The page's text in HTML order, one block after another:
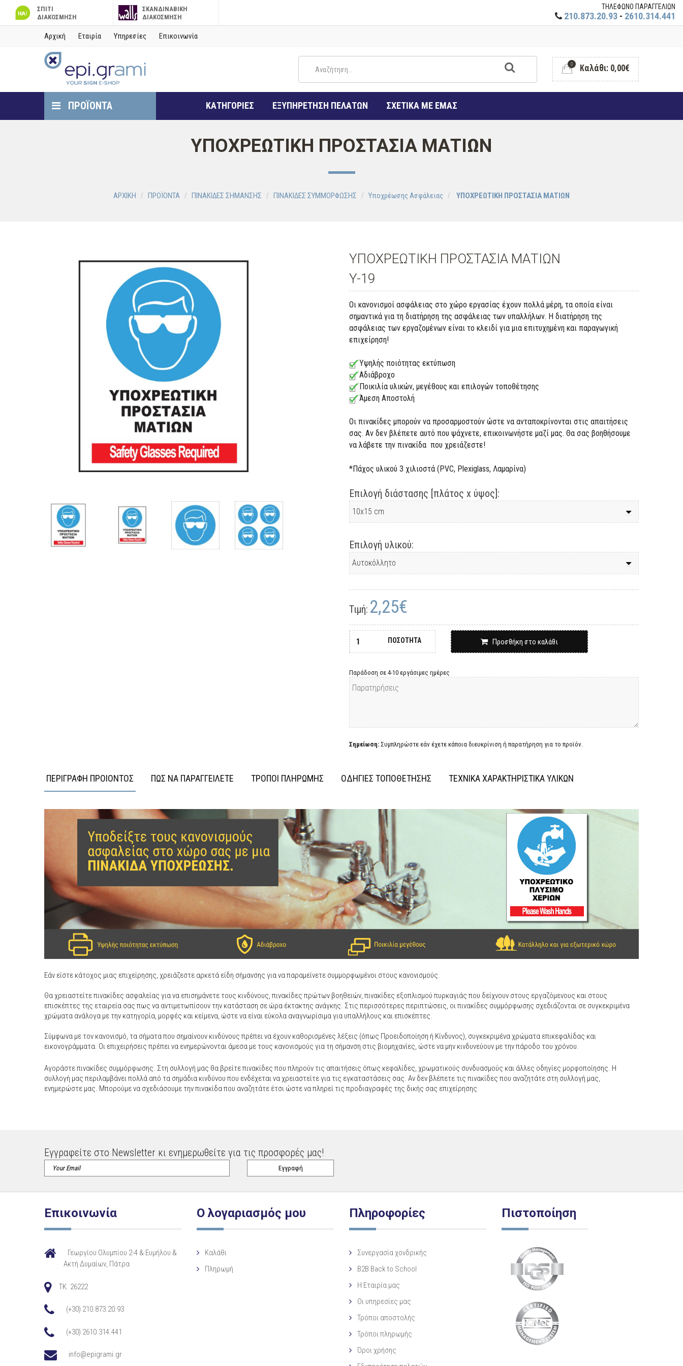
ΣΠΙΤΙ
ΔΙΑΚΟΣΜΗΣΗ
ΣΚΑΝΔΙΝΑΒΙΚΗ
ΔΙΑΚΟΣΜΗΣΗ
ΤΗΛΕΦΩΝΟ ΠΑΡΑΓΓΕΛΙΩΝ
210.873.20.93 - 2610.314.441
Αρχική Εταιρία Υπηρεσίες Επικοινωνία
0 Καλάθι: 0,00€
ΠΡΟΪΟΝΤΑ ΚΑΤΗΓΟΡΙΕΣ ΕΞΥΠΗΡΕΤΗΣΗ ΠΕΛΑΤΩΝ ΣΧΕΤΙΚΑ ΜΕ ΕΜΑΣ
ΥΠΟΧΡΕΩΤΙΚΗ ΠΡΟΣΤΑΣΙΑ ΜΑΤΙΩΝ
ΑΡΧΙΚΗ ΠΡΟΪΟΝΤΑ ΠΙΝΑΚΙΔΕΣ ΣΗΜΑΝΣΗΣ ΠΙΝΑΚΙΔΕΣ ΣΥΜΜΟΡΦΩΣΗΣ Υποχρέωσης Ασφάλειας ΥΠΟΧΡΕΩΤΙΚΗ ΠΡΟΣΤΑΣΙΑ ΜΑΤΙΩΝ
ΥΠΟΧΡΕΩΤΙΚΗ ΠΡΟΣΤΑΣΙΑ ΜΑΤΙΩΝ
Y-19
Οι κανονισμοί ασφάλειας στο χώρο εργασίας έχουν πολλά μέρη, τα οποία είναι
σημαντικά για τη διατήρηση της ασφάλειας των υπαλλήλων. Η διατήρηση της
ασφάλειας των εργαζομένων είναι το κλειδί για μια επιτυχημένη και παραγωγική
επιχείρηση!
Υψηλής ποιότητας εκτύπωση
Αδιάβροχο
Ποικιλία υλικών, μεγέθους και επιλογών τοποθέτησης
Άμεση Αποστολή
Οι πινακίδες μπορούν να προσαρμοστούν ώστε να ανταποκρίνονται στις απαιτήσεις
σας. Αν δεν βλέπετε αυτό που ψάχνετε, επικοινωνήστε μαζί μας. Θα σας βοηθήσουμε
να λάβετε την πινακίδα που χρειάζεστε!
*Πάχος υλικού 3 χιλιοστά (PVC, Plexiglass, Λαμαρίνα)
Επιλογή διάστασης [πλάτος x ύψος]:
Επιλογή υλικού:
Τιμή: 2,25€
ΠΟΣΟΤΗΤΑ Προσθήκη στο καλάθι
Παράδοση σε 4-10 εργάσιμες ημέρες
Σημείωση: Συμπληρώστε εάν έχετε κάποια διευκρίνιση ή παρατήρηση για το προϊόν.
ΠΕΡΙΓΡΑΦΗ ΠΡΟΙΟΝΤΟΣ ΠΩΣ ΝΑ ΠΑΡΑΓΓΕΙΛΕΤΕ ΤΡΟΠΟΙ ΠΛΗΡΩΜΗΣ ΟΔΗΓΙΕΣ ΤΟΠΟΘΕΤΗΣΗΣ ΤΕΧΝΙΚΑ ΧΑΡΑΚΤΗΡΙΣΤΙΚΑ ΥΛΙΚΩΝ
Εάν είστε κάτοχος μιας επιχείρησης, χρειάζεστε αρκετά είδη σήμανσης για να παραμείνετε συμμορφωμένοι στους κανονισμούς.
Θα χρειαστείτε πινακίδες ασφαλείας για να επισημάνετε τους κινδύνους, πινακίδες πρώτων βοηθειών, πινακίδες εξοπλισμού πυρκαγιάς που δείχνουν στους εργαζόμενους και στους
επισκέπτες της εταιρεία σας πως να αντιμετωπίσουν την κατάσταση σε ώρα έκτακτης ανάγκης. Στις περισσότερες περιπτώσεις, οι πινακίδες συμμόρφωσης σχεδιάζονται σε συγκεκριμένα
χρώματα ανάλογα με την κατηγορία, μορφές και κείμενα, ώστε να είναι εύκολα αναγνωρίσιμα για υπαλλήλους και επισκέπτες.
Σύμφωνα με τον κανονισμό, τα σήματα που σημαίνουν κινδύνους πρέπει να έχουν καθορισμένες λέξεις (όπως Προειδοποίηση ή Κίνδυνος), συγκεκριμένα χρώματα επικεφαλίδας και
εικονογράμματα. Οι επιχειρήσεις πρέπει να ενημερώνονται άμεσα με τους κανονισμούς για τη σήμανση στις βιομηχανίες, ώστε να μην κινδυνεύουν με την πάροδο του χρόνου.
Αγοράστε πινακίδες συμμόρφωσης. Στη συλλογή μας θα βρείτε πινακίδες που πληρούν τις απαιτήσεις όπως κεφαλίδες, χρωματικούς συνδυασμούς και άλλες οδηγίες μορφοποίησης. Η
συλλογή μας περιλαμβάνει πολλά από τα σημάδια κινδύνου που ενδέχεται να χρειαστείτε για τις εγκαταστάσεις σας. Αν δεν βλέπετε τις πινακίδες που αναζητάτε στη συλλογή μας,
ενημερώστε μας. Μπορούμε να σχεδιάσουμε την πινακίδα που αναζητάτε έτσι ώστε να πληρεί τις προδιαγραφές της δικής σας επιχείρησης.
Εγγραφείτε στο Newsletter κι ενημερωθείτε για τις προσφορές μας!
Επικοινωνία
Γεωργίου Ολυμπίου 2-4 & Ευμήλου &
Ακτή Δυμαίων, Πάτρα
TK. 26222
(+30) 210.873.20.93
(+30) 2610.314.441
info@epigrami.gr
Ο λογαριασμός μου
Καλάθι
Πληρωμή
Πληροφορίες
Συνεργασία χονδρικής
B2B Back to School
Η Eταιρία μας
Οι υπηρεσίες μας
Τρόποι αποστολής
Τρόποι πληρωμής
Όροι χρήσης
Πιστοποίηση